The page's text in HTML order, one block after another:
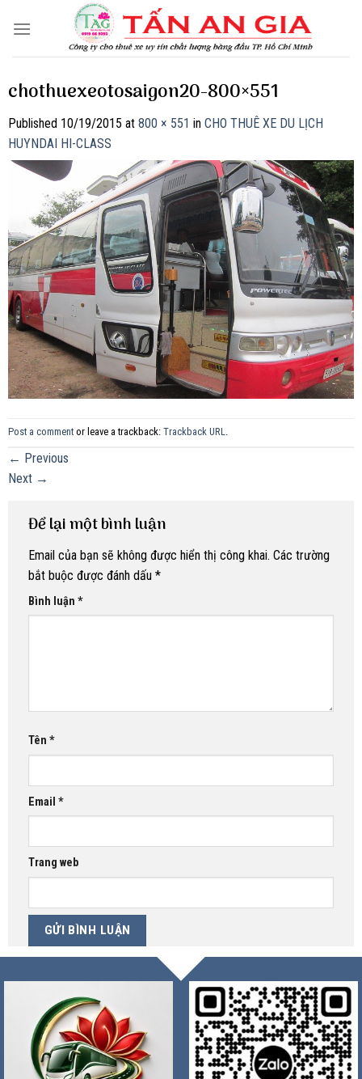
chothuexeotosaigon20-800×551
Published 10/19/2015 at 800 × 551 in CHO THUÊ XE DU LỊCH
HUYNDAI HI-CLASS
Post a comment or leave a trackback: Trackback URL.
← Previous
Next →
Để lại một bình luận
Email của bạn sẽ không được hiển thị công khai. Các trường
bắt buộc được đánh dấu *
Bình luận *
Tên *
Email *
Trang web